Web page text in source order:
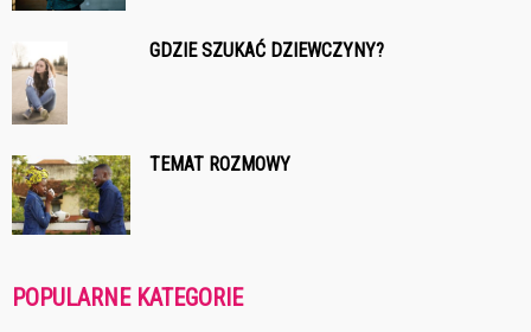
GDZIE SZUKAĆ DZIEWCZYNY?
TEMAT ROZMOWY
POPULARNE KATEGORIE